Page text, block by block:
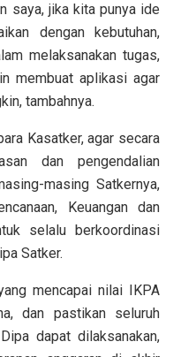
saya, jika kita punya ide
dengan kebutuhan,
melaksanakan tugas,
membuat aplikasi agar
tambahnya.
Kasatker, agar secara
dan pengendalian
masing Satkernya,
Keuangan dan
selalu berkoordinasi
Satker.
mencapai nilai IKPA
dan pastikan seluruh
dapat dilaksanakan,